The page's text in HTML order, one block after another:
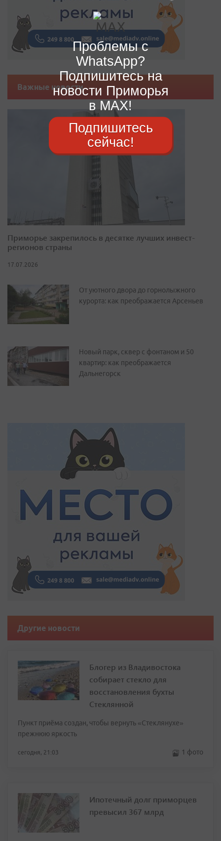
Важные новости
Приморье закрепилось в десятке лучших инвест-
регионов страны
17.07.2026
От уютного двора до горнолыжного
курорта: как преображается Арсеньев
Новый парк, сквер с фонтаном и 50
квартир: как преображается
Дальнегорск
Другие новости
Блогер из Владивостока
собирает стекло для
восстановления бухты
Стеклянной
Пункт приёма создан, чтобы вернуть «Стеклянухе»
прежнюю яркость
сегодня, 21:03 1 фото
Ипотечный долг приморцев
превысил 367 млрд
Проблемы с
WhatsApp?
Подпишитесь на
новости Приморья
в MAX!
Подпишитесь
сейчас!